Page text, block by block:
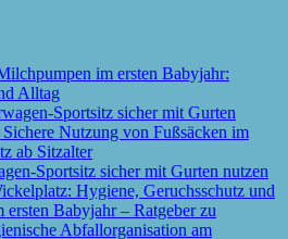
im ersten Babyjahr:
Alltag
Sportsitz sicher mit Gurten nutzen